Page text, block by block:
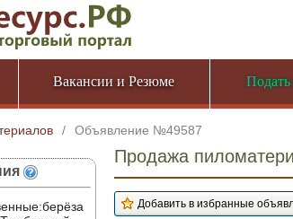
Вакансии и Резюме Подать
/ Объявление №49587
Продажа